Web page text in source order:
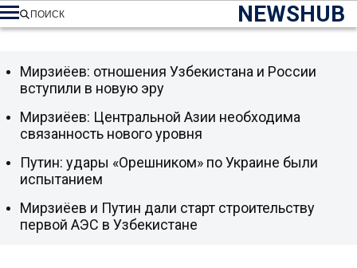
NEWSHUB
ПОИСК
Мирзиёев: отношения Узбекистана и России
вступили в новую эру
Мирзиёев: Центральной Азии необходима
связанность нового уровня
Путин: удары «Орешником» по Украине были
испытанием
Мирзиёев и Путин дали старт строительству
первой АЭС в Узбекистане